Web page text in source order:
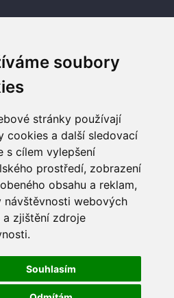
soubory
stránky používají
cookies a další sledovací
s cílem vylepšení
prostředí, zobrazení
obsahu a reklam,
návštěvnosti webových
a zjištění zdroje
Souhlasím
2010
Odebírat